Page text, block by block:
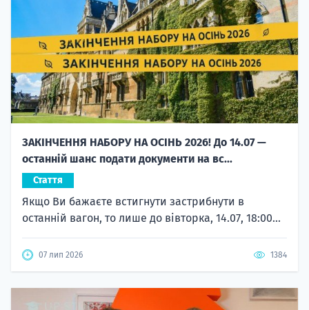
ЗАКІНЧЕННЯ НАБОРУ НА ОСІНЬ 2026! До 14.07 —
останній шанс подати документи на вс...
Стаття
Якщо Ви бажаєте встигнути застрибнути в
останній вагон, то лише до вівторка, 14.07, 18:00...
07 лип 2026 1384